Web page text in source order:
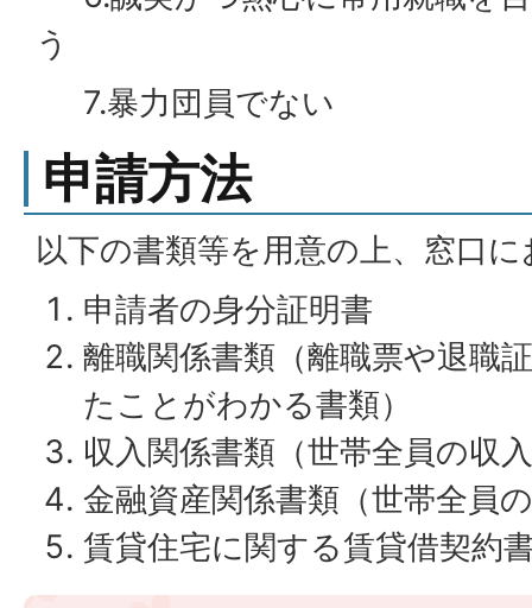
う
7.暴力団員でない
申請方法
以下の書類等を用意の上、窓口
申請者の身分証明書
離職関係書類（離職票や退職
たことがわかる書類）
収入関係書類（世帯全員の収
金融資産関係書類（世帯全員
賃貸住宅に関する賃貸借契約